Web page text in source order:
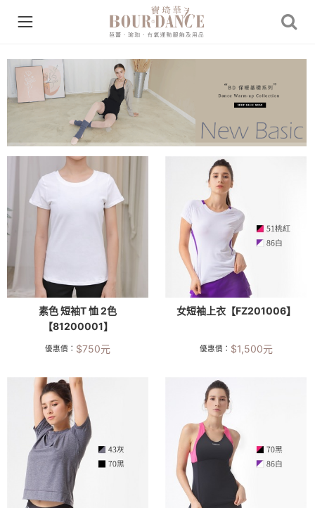
素色 短袖T 恤 2色
【81200001】
優惠價： $750元
女短袖上衣【FZ201006】
優惠價： $1,500元